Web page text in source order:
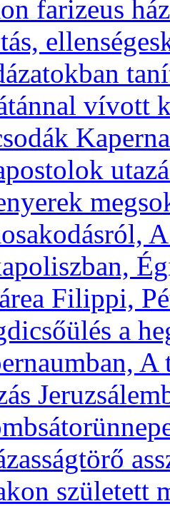
farizeus
vívott
Filippi,
a
született